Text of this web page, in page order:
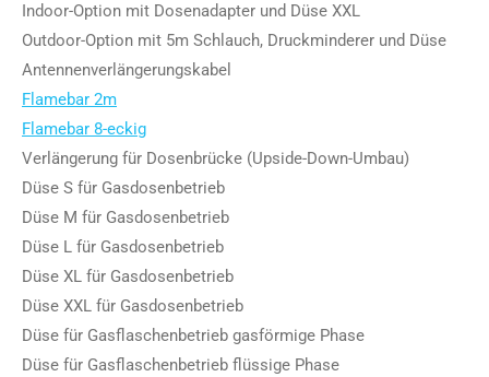
Indoor-Option mit Dosenadapter und Düse XXL
Outdoor-Option mit 5m Schlauch, Druckminderer und Düse
Antennenverlängerungskabel
Flamebar 2m
Flamebar 8-eckig
Verlängerung für Dosenbrücke (Upside-Down-Umbau)
Düse S für Gasdosenbetrieb
Düse M für Gasdosenbetrieb
Düse L für Gasdosenbetrieb
Düse XL für Gasdosenbetrieb
Düse XXL für Gasdosenbetrieb
Düse für Gasflaschenbetrieb gasförmige Phase
Düse für Gasflaschenbetrieb flüssige Phase